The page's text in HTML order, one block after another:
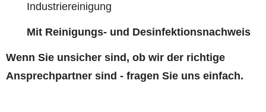
Industriereinigung
Mit Reinigungs- und Desinfektionsnachweis
Wenn Sie unsicher sind, ob wir der richtige
Ansprechpartner sind - fragen Sie uns einfach.